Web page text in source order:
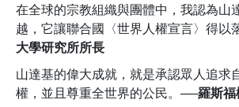
在全球的宗教組織與團體中，我認為山
越，它讓聯合國〈世界人權宣言〉得以
大學研究所所長
山達基的偉大成就，就是承認眾人追求
權，並且尊重全世界的公民。 ──羅斯福